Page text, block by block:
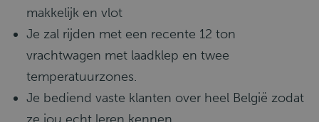
makkelijk en vlot
Je zal rijden met een recente 12 ton
vrachtwagen met laadklep en twee
temperatuurzones.
Je bediend vaste klanten over heel België zodat